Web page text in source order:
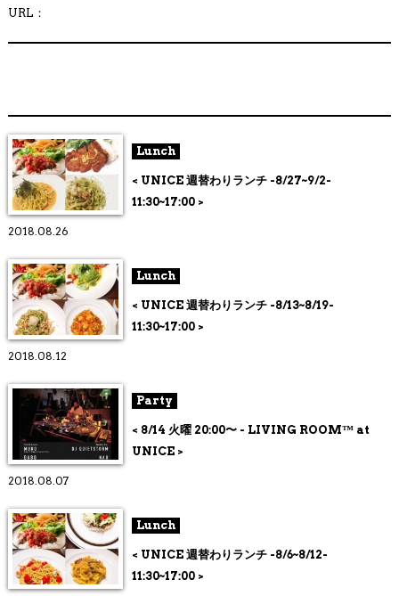
URL：
Lunch
< UNICE 週替わりランチ -8/27~9/2-
11:30~17:00 >
2018.08.26
Lunch
< UNICE 週替わりランチ -8/13~8/19-
11:30~17:00 >
2018.08.12
Party
< 8/14 火曜 20:00〜 - LIVING ROOM™ at
UNICE >
2018.08.07
Lunch
< UNICE 週替わりランチ -8/6~8/12-
11:30~17:00 >